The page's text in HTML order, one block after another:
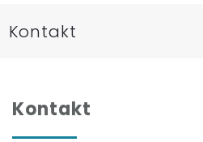
Kontakt
Kontakt